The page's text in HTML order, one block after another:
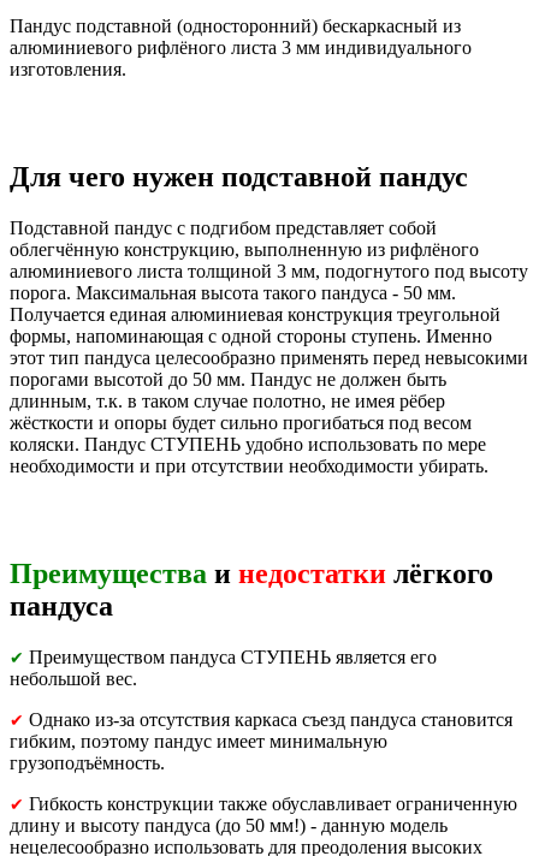
Пандус подставной (односторонний) бескаркасный из
алюминиевого рифлёного листа 3 мм индивидуального
изготовления.
Для чего нужен подставной пандус
Подставной пандус с подгибом представляет собой
облегчённую конструкцию, выполненную из рифлёного
алюминиевого листа толщиной 3 мм, подогнутого под высоту
порога. Максимальная высота такого пандуса - 50 мм.
Получается единая алюминиевая конструкция треугольной
формы, напоминающая с одной стороны ступень. Именно
этот тип пандуса целесообразно применять перед невысокими
порогами высотой до 50 мм. Пандус не должен быть
длинным, т.к. в таком случае полотно, не имея рёбер
жёсткости и опоры будет сильно прогибаться под весом
коляски. Пандус СТУПЕНЬ удобно использовать по мере
необходимости и при отсутствии необходимости убирать.
Преимущества и недостатки лёгкого
пандуса
✔ Преимуществом пандуса СТУПЕНЬ является его
небольшой вес.
✔ Однако из-за отсутствия каркаса съезд пандуса становится
гибким, поэтому пандус имеет минимальную
грузоподъёмность.
✔ Гибкость конструкции также обуславливает ограниченную
длину и высоту пандуса (до 50 мм!) - данную модель
нецелесообразно использовать для преодоления высоких